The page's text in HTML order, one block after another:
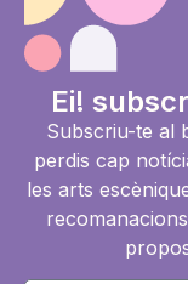
Ei!
Subscriu-te al
perdis cap
les arts